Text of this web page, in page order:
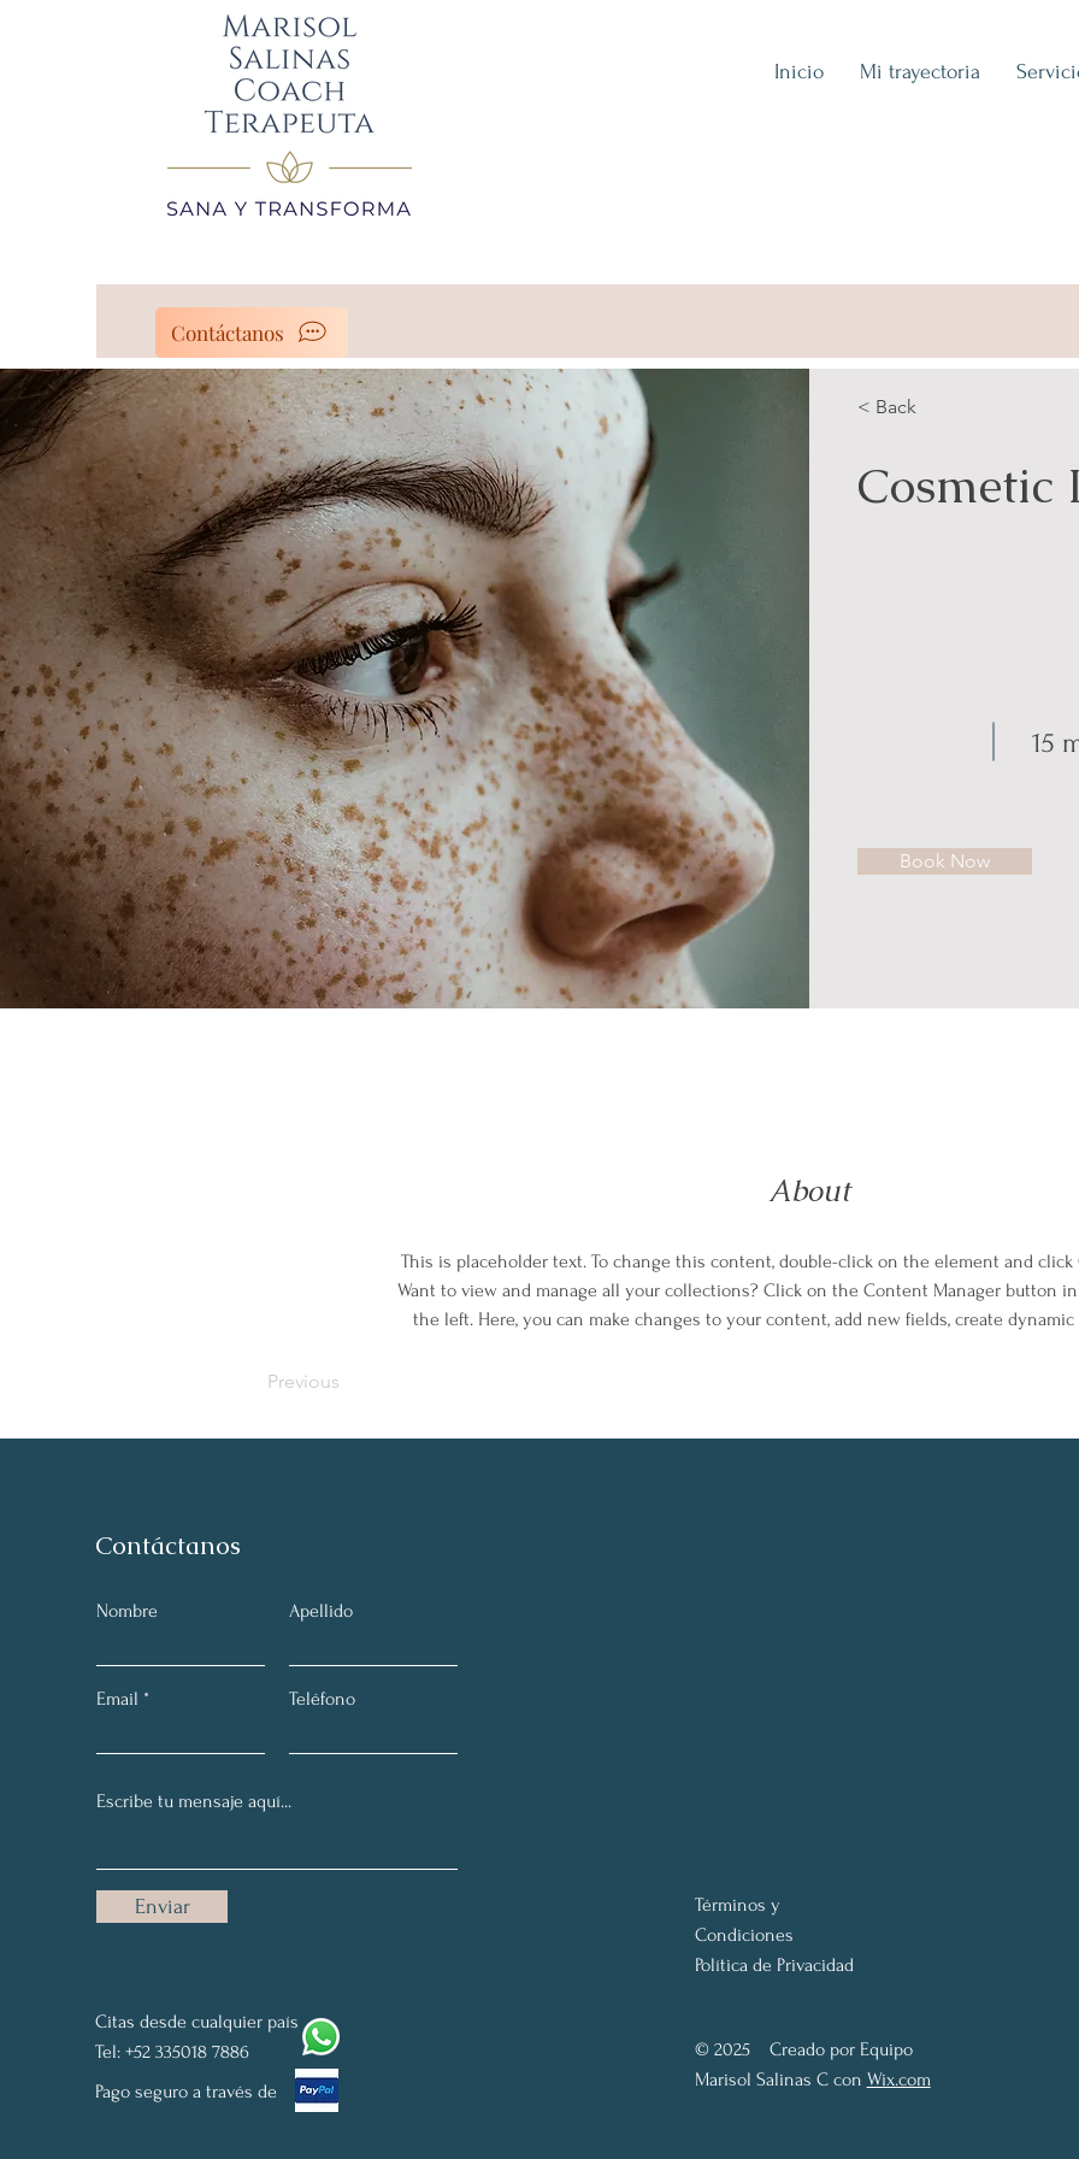
Inicio Mi trayectoria
Contáctanos
< Back
Cosmetic
15
Book Now
About
This is placeholder text. To change this content, double-click on the element and
Want to view and manage all your collections? Click on the Content Manager button
the left. Here, you can make changes to your content, add new fields, create dynamic
Previous
Contáctanos
Nombre Apellido
Email Teléfono
Enviar
Citas desde cualquier país
Tel: +52 335018 7886
Pago seguro a través de
Términos y
Condiciones
Política de Privacidad
© 2025 Creado por Equipo
Marisol Salinas C con Wix.com